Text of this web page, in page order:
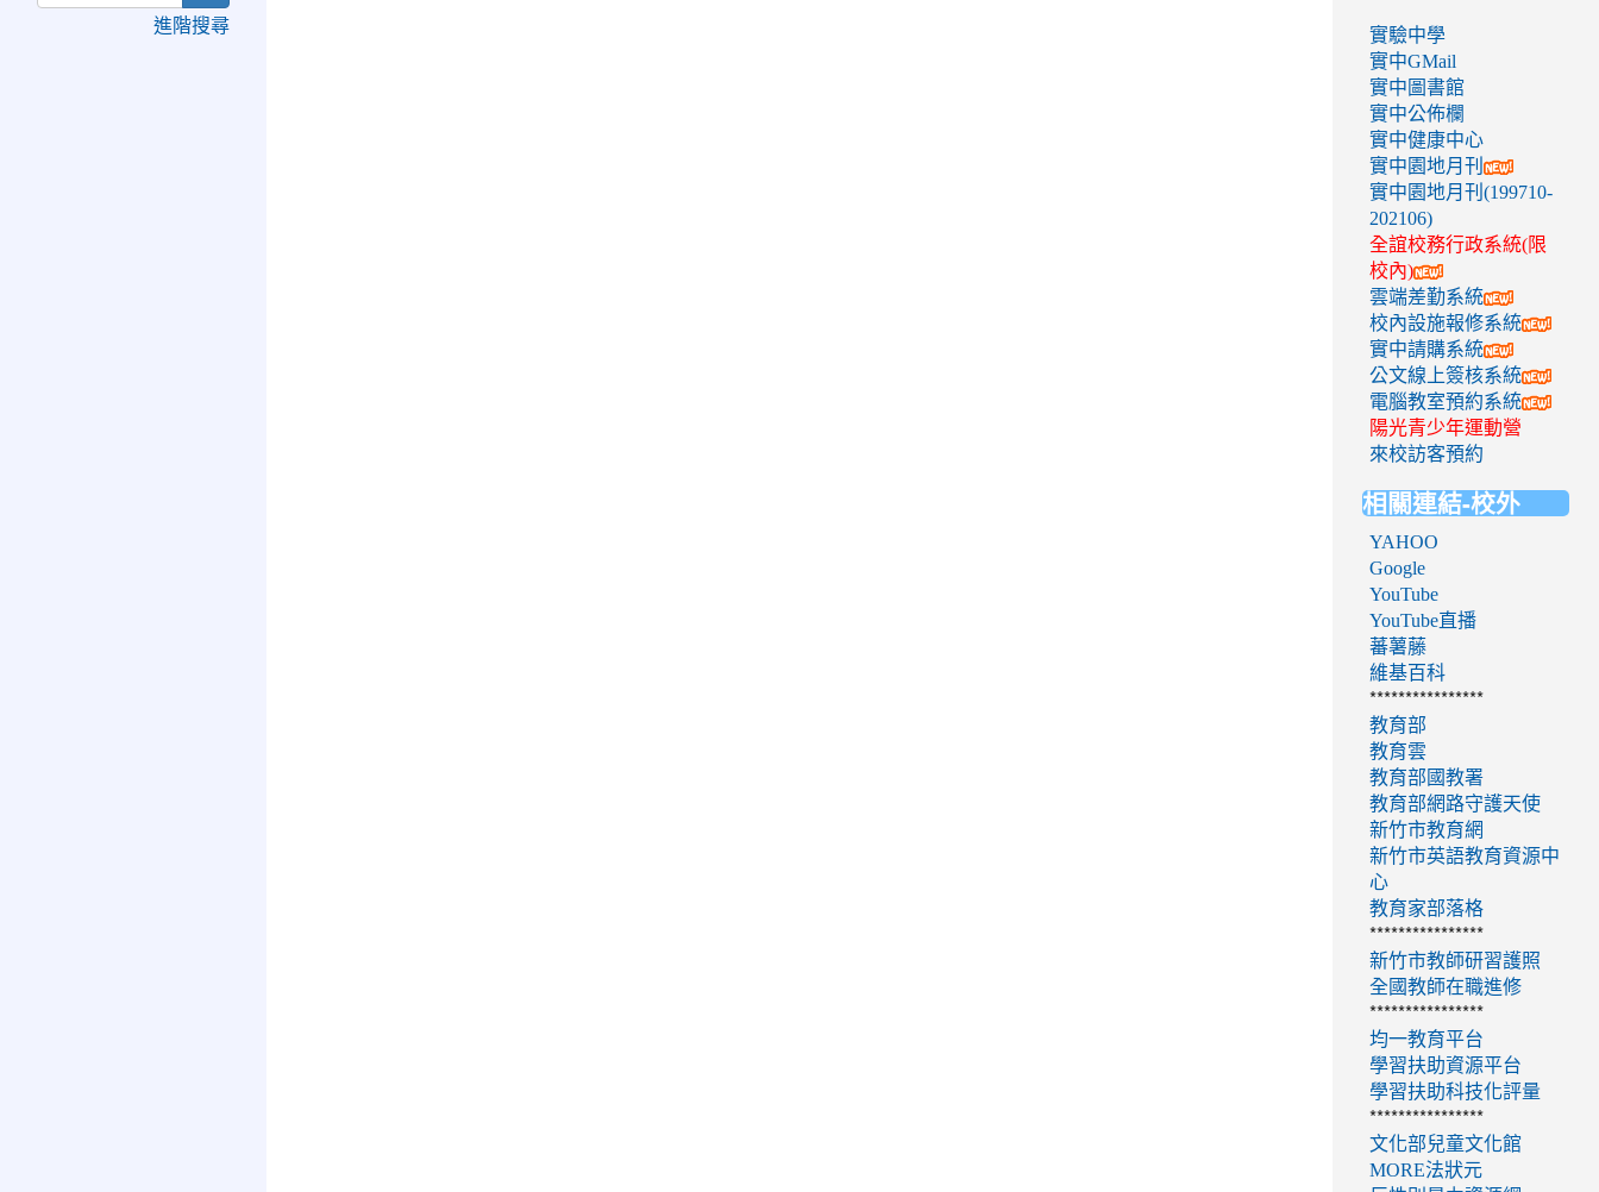
進階搜尋
實驗中學
實中GMail
實中圖書館
實中公佈欄
實中健康中心
實中園地月刊
實中園地月刊(199710-
202106)
全誼校務行政系統(限
校內)
雲端差勤系統
校內設施報修系統
實中請購系統
公文線上簽核系統
電腦教室預約系統
陽光青少年運動營
來校訪客預約
相關連結-校外
YAHOO
Google
YouTube
YouTube直播
蕃薯藤
維基百科
****************
教育部
教育雲
教育部國教署
教育部網路守護天使
新竹市教育網
新竹市英語教育資源中
心
教育家部落格
****************
新竹市教師研習護照
全國教師在職進修
****************
均一教育平台
學習扶助資源平台
學習扶助科技化評量
****************
文化部兒童文化館
MORE法狀元